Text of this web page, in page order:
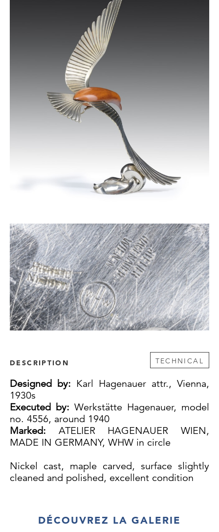
DESCRIPTION TECHNICAL
Designed by: Karl Hagenauer attr., Vienna,
1930s
Executed by: Werkstätte Hagenauer, model
no. 4556, around 1940
Marked: ATELIER HAGENAUER WIEN,
MADE IN GERMANY, WHW in circle
Nickel cast, maple carved, surface slightly
cleaned and polished, excellent condition
DÉCOUVREZ LA GALERIE